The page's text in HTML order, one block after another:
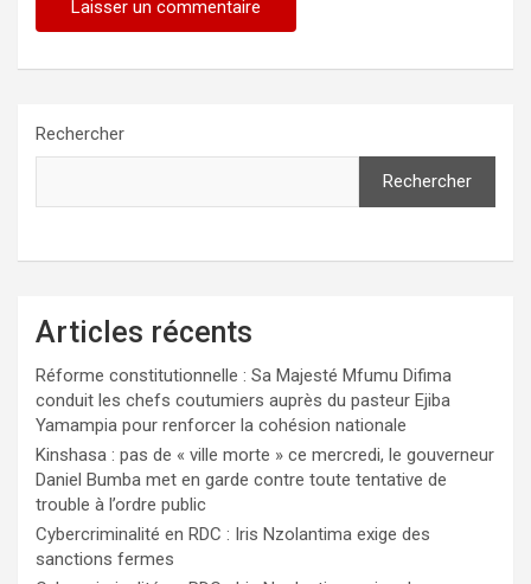
Rechercher
Rechercher
Articles récents
Réforme constitutionnelle : Sa Majesté Mfumu Difima
conduit les chefs coutumiers auprès du pasteur Ejiba
Yamampia pour renforcer la cohésion nationale
Kinshasa : pas de « ville morte » ce mercredi, le gouverneur
Daniel Bumba met en garde contre toute tentative de
trouble à l’ordre public
Cybercriminalité en RDC : Iris Nzolantima exige des
sanctions fermes